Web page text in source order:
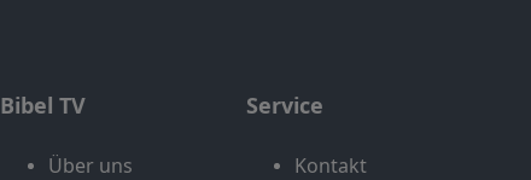
Bibel TV
Über uns
Service
Kontakt